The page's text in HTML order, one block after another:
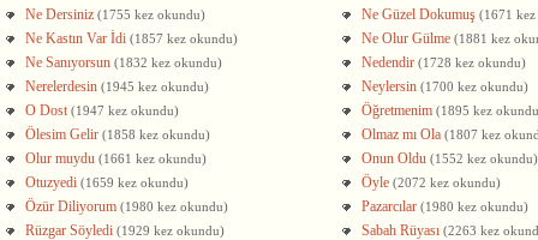
Ne Dersiniz (1755 kez okundu) Ne Güzel Dokumuş (1671
Ne Kastın Var İdi (1857 kez okundu) Ne Olur Gülme (1881 kez
Ne Sanıyorsun (1832 kez okundu) Nedendir (1728 kez okundu)
Nerelerdesin (1945 kez okundu) Neylersin (1700 kez okundu)
O Dost (1947 kez okundu) Öğretmenim (1895 kez
Ölesim Gelir (1858 kez okundu) Olmaz mı Ola (1807 kez
Olur muydu (1661 kez okundu) Onun Oldu (1552 kez okundu)
Otuzyedi (1659 kez okundu) Öyle (2072 kez okundu)
Özür Diliyorum (1980 kez okundu) Pazarcılar (1980 kez okundu)
Rüzgar Söyledi (1929 kez okundu) Sabah Rüyası (2263 kez